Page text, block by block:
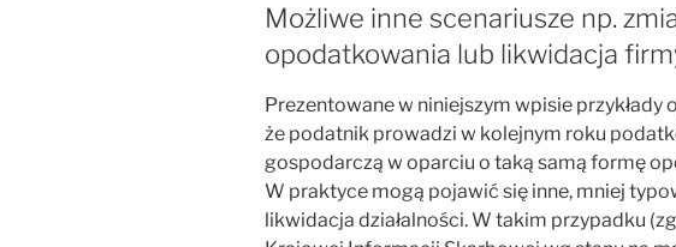
Możliwe inne scenariusze np.
opodatkowania lub likwidacja
Prezentowane w niniejszym wpisie przykłady
że podatnik prowadzi w kolejnym roku
gospodarczą w oparciu o taką samą formę
W praktyce mogą pojawić się inne, mniej
likwidacja działalności. W takim przypadku